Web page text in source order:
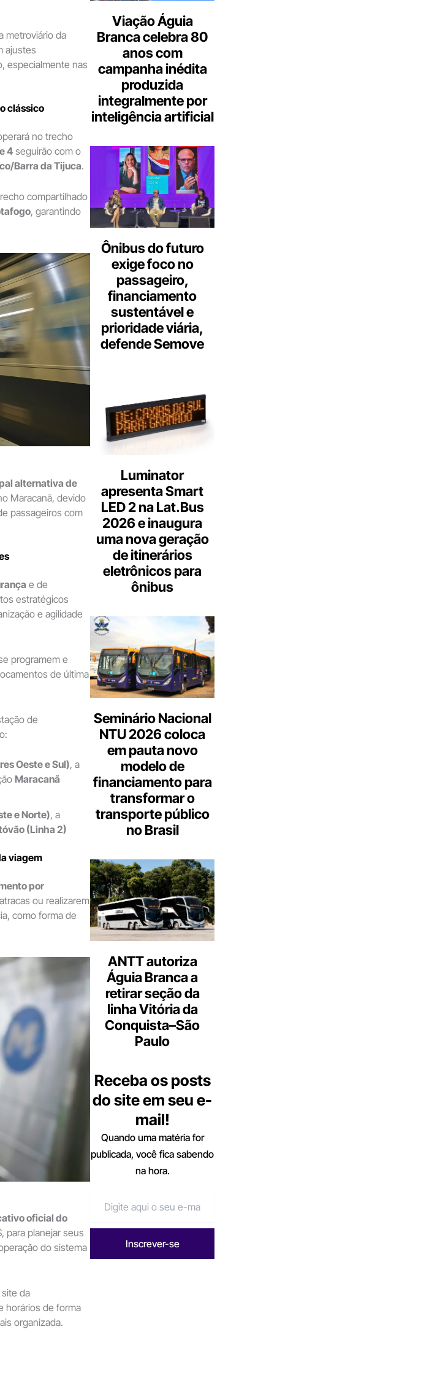
metroviário da
ajustes
especialmente nas
clássico
no trecho
4 seguirão com o
Barra da Tijuca.
compartilhado
, garantindo
alternativa de
Maracanã, devido
passageiros com
e de
estratégicos
e agilidade
programem e
de última
de
Oeste e Sul), a
Maracanã
e Norte), a
(Linha 2)
viagem
por
ou realizarem
como forma de
oficial do
para planejar seus
do sistema
da
horários de forma
organizada.
Viação Águia
Branca celebra 80
anos com
campanha inédita
produzida
integralmente por
inteligência artificial
Ônibus do futuro
exige foco no
passageiro,
financiamento
sustentável e
prioridade viária,
defende Semove
Luminator
apresenta Smart
LED 2 na Lat.Bus
2026 e inaugura
uma nova geração
de itinerários
eletrônicos para
ônibus
Seminário Nacional
NTU 2026 coloca
em pauta novo
modelo de
financiamento para
transformar o
transporte público
no Brasil
ANTT autoriza
Águia Branca a
retirar seção da
linha Vitória da
Conquista–São
Paulo
Receba os posts
do site em seu e-
mail!
Quando uma matéria for
publicada, você fica sabendo
na hora.
Inscrever-se